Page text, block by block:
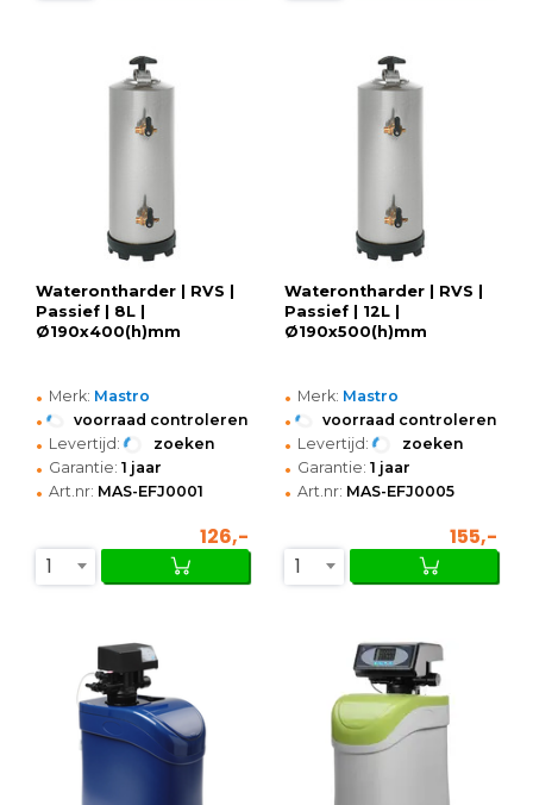
Waterontharder | RVS |
Passief | 8L |
Ø190x400(h)mm
• Merk: Mastro
• voorraad controleren
• Levertijd: zoeken
• Garantie: 1 jaar
• Art.nr: MAS-EFJ0001
126,-
1
Waterontharder | RVS |
Passief | 12L |
Ø190x500(h)mm
• Merk: Mastro
• voorraad controleren
• Levertijd: zoeken
• Garantie: 1 jaar
• Art.nr: MAS-EFJ0005
155,-
1